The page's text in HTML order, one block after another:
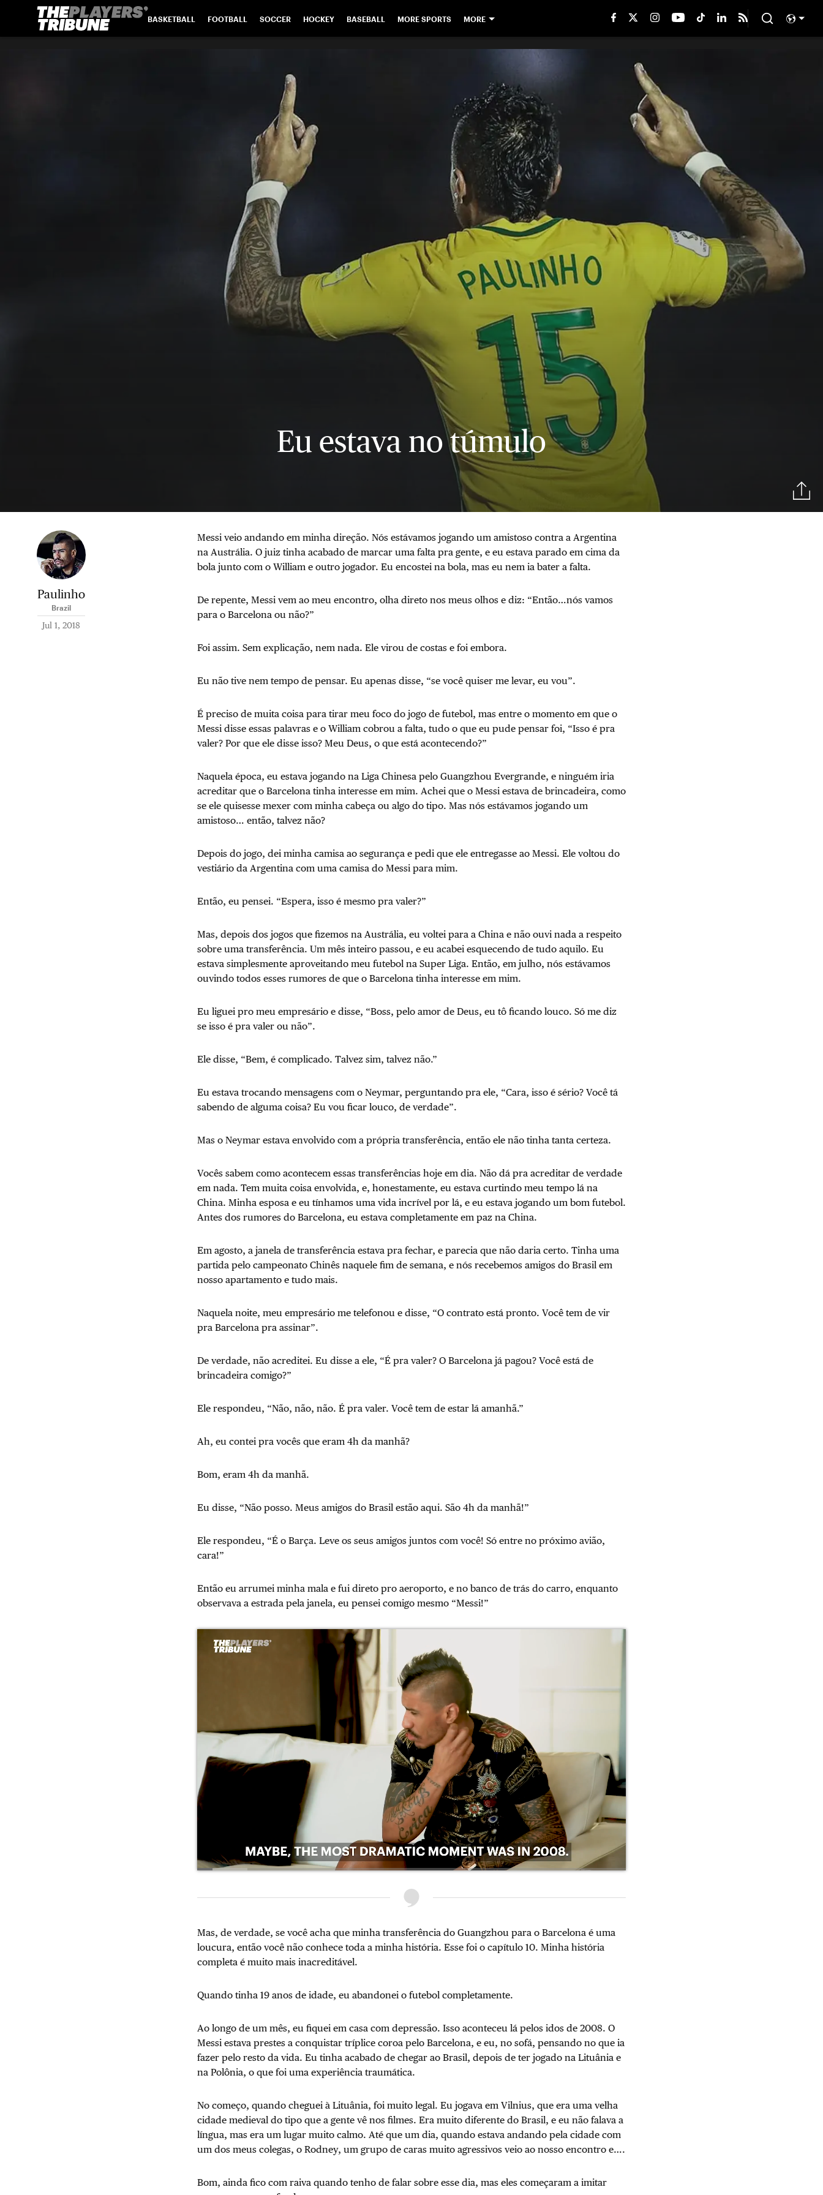
BASKETBALL FOOTBALL SOCCER HOCKEY BASEBALL MORE SPORTS MORE
Eu estava no túmulo
Paulinho
Brazil
Jul 1, 2018
Messi veio andando em minha direção. Nós estávamos jogando um amistoso contra a Argentina
na Austrália. O juiz tinha acabado de marcar uma falta pra gente, e eu estava parado em cima da
bola junto com o William e outro jogador. Eu encostei na bola, mas eu nem ia bater a falta.
De repente, Messi vem ao meu encontro, olha direto nos meus olhos e diz: “Então…nós vamos
para o Barcelona ou não?”
Foi assim. Sem explicação, nem nada. Ele virou de costas e foi embora.
Eu não tive nem tempo de pensar. Eu apenas disse, “se você quiser me levar, eu vou”.
É preciso de muita coisa para tirar meu foco do jogo de futebol, mas entre o momento em que o
Messi disse essas palavras e o William cobrou a falta, tudo o que eu pude pensar foi, “Isso é pra
valer? Por que ele disse isso? Meu Deus, o que está acontecendo?”
Naquela época, eu estava jogando na Liga Chinesa pelo Guangzhou Evergrande, e ninguém iria
acreditar que o Barcelona tinha interesse em mim. Achei que o Messi estava de brincadeira, como
se ele quisesse mexer com minha cabeça ou algo do tipo. Mas nós estávamos jogando um
amistoso… então, talvez não?
Depois do jogo, dei minha camisa ao segurança e pedi que ele entregasse ao Messi. Ele voltou do
vestiário da Argentina com uma camisa do Messi para mim.
Então, eu pensei. “Espera, isso é mesmo pra valer?”
Mas, depois dos jogos que fizemos na Austrália, eu voltei para a China e não ouvi nada a respeito
sobre uma transferência. Um mês inteiro passou, e eu acabei esquecendo de tudo aquilo. Eu
estava simplesmente aproveitando meu futebol na Super Liga. Então, em julho, nós estávamos
ouvindo todos esses rumores de que o Barcelona tinha interesse em mim.
Eu liguei pro meu empresário e disse, “Boss, pelo amor de Deus, eu tô ficando louco. Só me diz
se isso é pra valer ou não”.
Ele disse, “Bem, é complicado. Talvez sim, talvez não.”
Eu estava trocando mensagens com o Neymar, perguntando pra ele, “Cara, isso é sério? Você tá
sabendo de alguma coisa? Eu vou ficar louco, de verdade”.
Mas o Neymar estava envolvido com a própria transferência, então ele não tinha tanta certeza.
Vocês sabem como acontecem essas transferências hoje em dia. Não dá pra acreditar de verdade
em nada. Tem muita coisa envolvida, e, honestamente, eu estava curtindo meu tempo lá na
China. Minha esposa e eu tínhamos uma vida incrível por lá, e eu estava jogando um bom futebol.
Antes dos rumores do Barcelona, eu estava completamente em paz na China.
Em agosto, a janela de transferência estava pra fechar, e parecia que não daria certo. Tinha uma
partida pelo campeonato Chinês naquele fim de semana, e nós recebemos amigos do Brasil em
nosso apartamento e tudo mais.
Naquela noite, meu empresário me telefonou e disse, “O contrato está pronto. Você tem de vir
pra Barcelona pra assinar”.
De verdade, não acreditei. Eu disse a ele, “É pra valer? O Barcelona já pagou? Você está de
brincadeira comigo?”
Ele respondeu, “Não, não, não. É pra valer. Você tem de estar lá amanhã.”
Ah, eu contei pra vocês que eram 4h da manhã?
Bom, eram 4h da manhã.
Eu disse, “Não posso. Meus amigos do Brasil estão aqui. São 4h da manhã!”
Ele respondeu, “É o Barça. Leve os seus amigos juntos com você! Só entre no próximo avião,
cara!”
Então eu arrumei minha mala e fui direto pro aeroporto, e no banco de trás do carro, enquanto
observava a estrada pela janela, eu pensei comigo mesmo “Messi!”
Mas, de verdade, se você acha que minha transferência do Guangzhou para o Barcelona é uma
loucura, então você não conhece toda a minha história. Esse foi o capítulo 10. Minha história
completa é muito mais inacreditável.
Quando tinha 19 anos de idade, eu abandonei o futebol completamente.
Ao longo de um mês, eu fiquei em casa com depressão. Isso aconteceu lá pelos idos de 2008. O
Messi estava prestes a conquistar tríplice coroa pelo Barcelona, e eu, no sofá, pensando no que ia
fazer pelo resto da vida. Eu tinha acabado de chegar ao Brasil, depois de ter jogado na Lituânia e
na Polônia, o que foi uma experiência traumática.
No começo, quando cheguei à Lituânia, foi muito legal. Eu jogava em Vilnius, que era uma velha
cidade medieval do tipo que a gente vê nos filmes. Era muito diferente do Brasil, e eu não falava a
língua, mas era um lugar muito calmo. Até que um dia, quando estava andando pela cidade com
um dos meus colegas, o Rodney, um grupo de caras muito agressivos veio ao nosso encontro e….
Bom, ainda fico com raiva quando tenho de falar sobre esse dia, mas eles começaram a imitar